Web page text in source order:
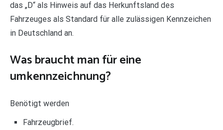
das „D“ als Hinweis auf das Herkunftsland des
Fahrzeuges als Standard für alle zulässigen Kennzeichen
in Deutschland an.
Was braucht man für eine
umkennzeichnung?
Benötigt werden
Fahrzeugbrief.